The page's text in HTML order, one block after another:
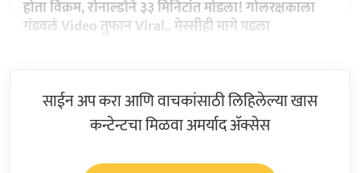
होता विक्रम, रोनाल्डोने ३३ मिनिटांत मोडला! गोलरक्षकाला
गंडवलं Video तुफान Viral.. मेस्सीही मागे पडला
साईन अप करा आणि वाचकांसाठी लिहिलेल्या खास
कन्टेन्टचा मिळवा अमर्याद ॲक्सेस